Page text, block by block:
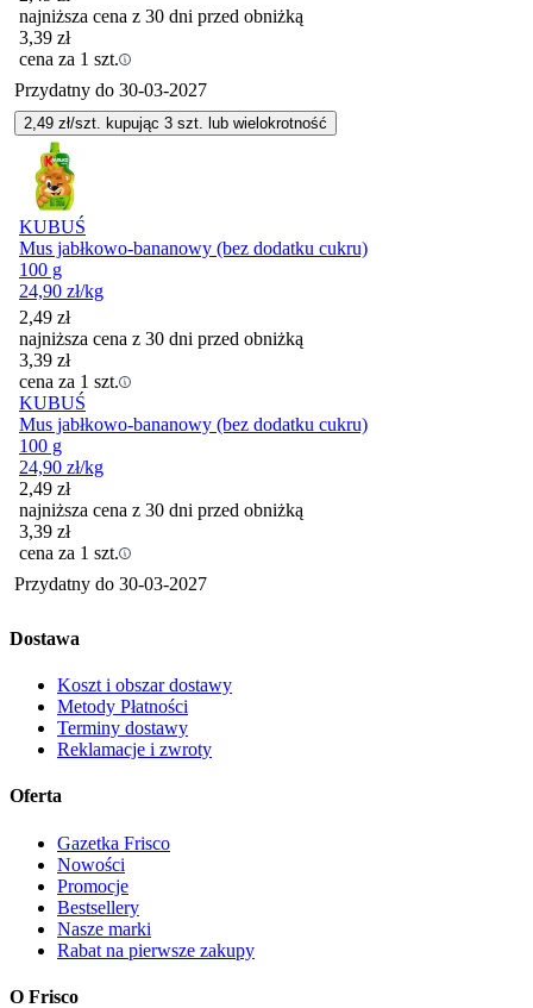
najniższa cena z 30 dni przed obniżką
3,39 zł
cena za 1 szt.
Przydatny do 30-03-2027
2,49 zł/szt. kupując 3 szt. lub wielokrotność
KUBUŚ
Mus jabłkowo-bananowy (bez dodatku cukru)
100 g
24,90 zł/kg
2,49 zł
najniższa cena z 30 dni przed obniżką
3,39 zł
cena za 1 szt.
KUBUŚ
Mus jabłkowo-bananowy (bez dodatku cukru)
100 g
24,90 zł/kg
2,49 zł
najniższa cena z 30 dni przed obniżką
3,39 zł
cena za 1 szt.
Przydatny do 30-03-2027
Dostawa
Koszt i obszar dostawy
Metody Płatności
Terminy dostawy
Reklamacje i zwroty
Oferta
Gazetka Frisco
Nowości
Promocje
Bestsellery
Nasze marki
Rabat na pierwsze zakupy
O Frisco